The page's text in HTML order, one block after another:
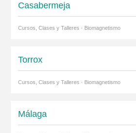
Casabermeja
Cursos, Clases y Talleres · Biomagnetismo
Torrox
Cursos, Clases y Talleres · Biomagnetismo
Málaga